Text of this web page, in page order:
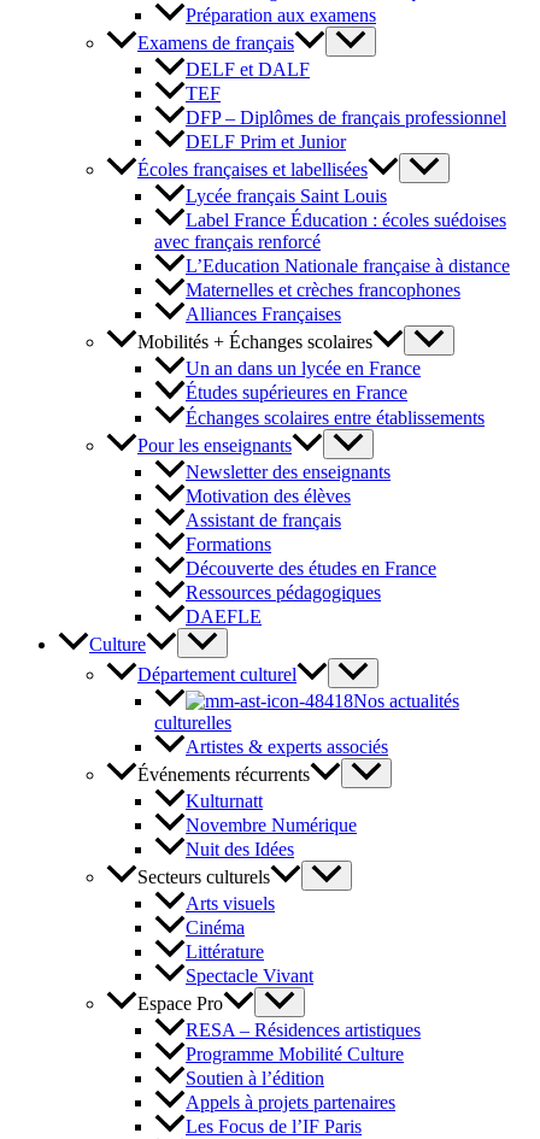
Préparation aux examens
Examens de français
DELF et DALF
TEF
DFP – Diplômes de français professionnel
DELF Prim et Junior
Écoles françaises et labellisées
Lycée français Saint Louis
Label France Éducation : écoles suédoises
avec français renforcé
L’Education Nationale française à distance
Maternelles et crèches francophones
Alliances Françaises
Mobilités + Échanges scolaires
Un an dans un lycée en France
Études supérieures en France
Échanges scolaires entre établissements
Pour les enseignants
Newsletter des enseignants
Motivation des élèves
Assistant de français
Formations
Découverte des études en France
Ressources pédagogiques
DAEFLE
Culture
Département culturel
Nos actualités
culturelles
Artistes & experts associés
Événements récurrents
Kulturnatt
Novembre Numérique
Nuit des Idées
Secteurs culturels
Arts visuels
Cinéma
Littérature
Spectacle Vivant
Espace Pro
RESA – Résidences artistiques
Programme Mobilité Culture
Soutien à l’édition
Appels à projets partenaires
Les Focus de l’IF Paris